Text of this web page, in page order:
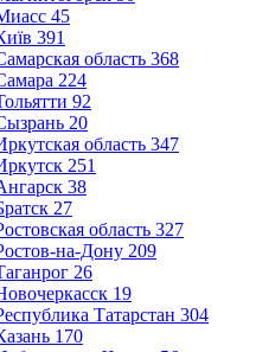
45
391
область 368
224
92
20
область 347
251
38
27
область 327
на-Дону 209
26
19
Татарстан 304
170